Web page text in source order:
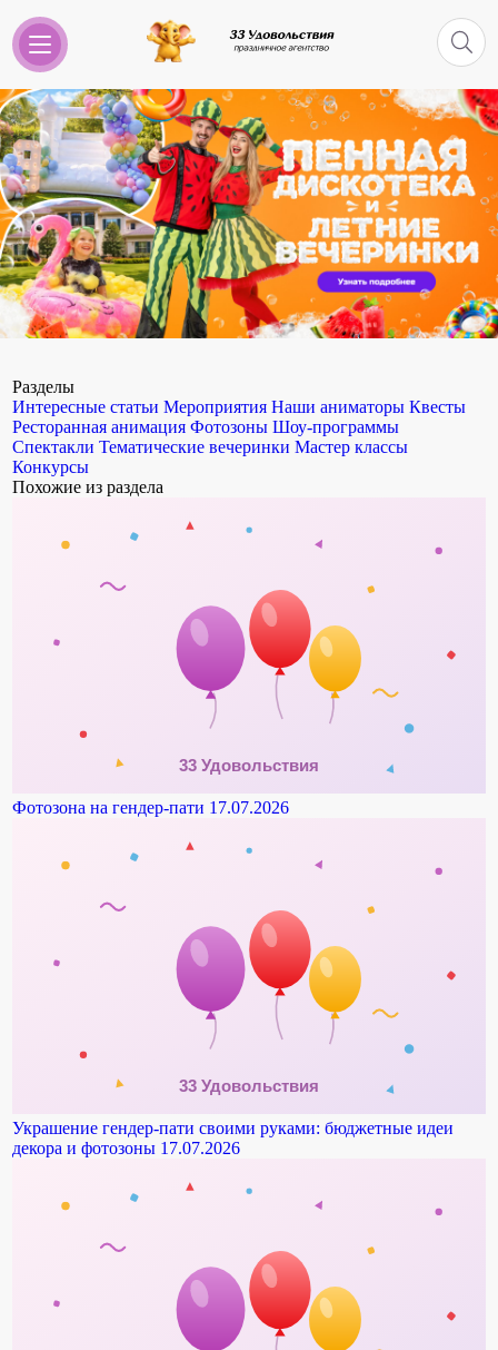
Разделы
Интересные статьи Мероприятия Наши аниматоры Квесты
Ресторанная анимация Фотозоны Шоу-программы
Спектакли Тематические вечеринки Мастер классы
Конкурсы
Похожие из раздела
Фотозона на гендер-пати 17.07.2026
Украшение гендер-пати своими руками: бюджетные идеи
декора и фотозоны 17.07.2026